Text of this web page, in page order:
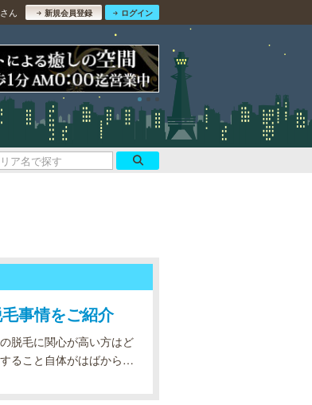
さん 新規会員登録 ログイン
事情をご紹介
脱毛に関心が高い方はど
ること自体がはばかられ